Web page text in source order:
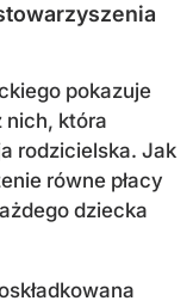
pokazuje
nich, która
rodzicielska. Jak
równe płacy
dziecka